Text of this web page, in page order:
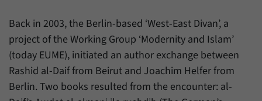
Back in 2003, the Berlin-based ‘West-East Divan’, a
project of the Working Group ‘Modernity and Islam’
(today EUME), initiated an author exchange between
Rashid al-Daif from Beirut and Joachim Helfer from
Berlin. Two books resulted from the encounter: al-